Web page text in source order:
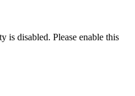
is disabled. Please enable this